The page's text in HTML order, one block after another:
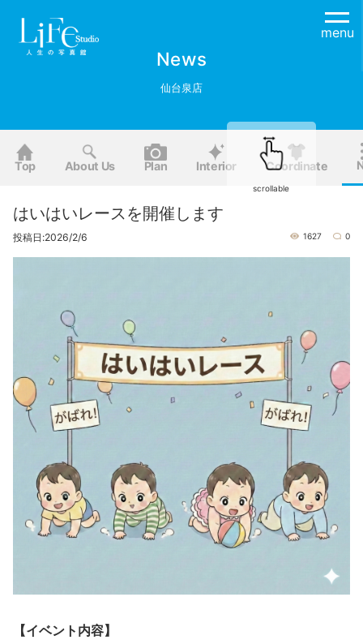
menu
News
仙台泉店
Top About Us Plan Interior Coordinate
scrollable
はいはいレースを開催します
投稿日:2026/2/6 1627 0
【イベント内容】